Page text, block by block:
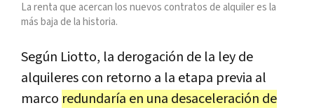
La renta que acercan los nuevos contratos de alquiler es la
más baja de la historia.
Según Liotto, la derogación de la ley de
alquileres con retorno a la etapa previa al
marco redundaría en una desaceleración de